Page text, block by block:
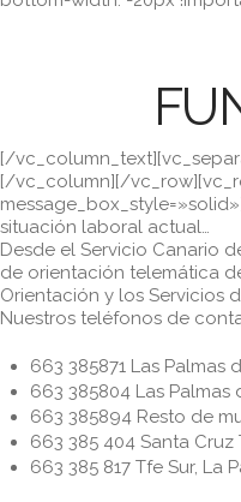
[/
[/vc_column][/
situación laboral actual…
Desde el Servicio Canario
de orientación telemática
Orientación y los Servicios
Nuestros teléfonos de
663 385871 Las Palmas
663 385804 Las Palmas
663 385894 Resto de
663 385 404 Santa
663 385 817 Tfe Sur, La